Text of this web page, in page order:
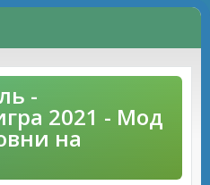
-
2021 - Мод
на